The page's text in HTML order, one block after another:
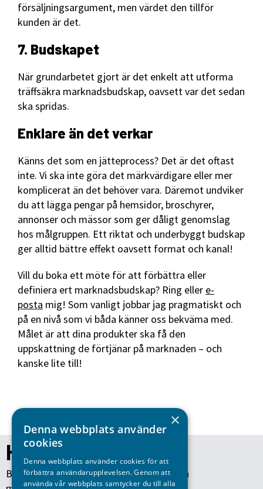
försäljningsargument, men värdet den tillför
kunden är det.
7. Budskapet
När grundarbetet gjort är det enkelt att utforma
träffsäkra marknadsbudskap, oavsett var det sedan
ska spridas.
Enklare än det verkar
Känns det som en jätteprocess? Det är det oftast
inte. Vi ska inte göra det märkvärdigare eller mer
komplicerat än det behöver vara. Däremot undviker
du att lägga pengar på hemsidor, broschyrer,
annonser och mässor som ger dåligt genomslag
hos målgruppen. Ett riktat och underbyggt budskap
ger alltid bättre effekt oavsett format och kanal!
Vill du boka ett möte för att förbättra eller
definiera ert marknadsbudskap? Ring eller e-
posta mig! Som vanligt jobbar jag pragmatiskt och
på en nivå som vi båda känner oss bekväma med.
Målet är att dina produkter ska få den
uppskattning de förtjänar på marknaden – och
kanske lite till!
Hör av dig till mig!
Behöver du hjälp med copywriting eller en
×
Denna webbplats använder
cookies
Denna webbplats använder cookies för att
förbättra användarupplevelsen. Genom att
använda vår webbplats samtycker du till alla